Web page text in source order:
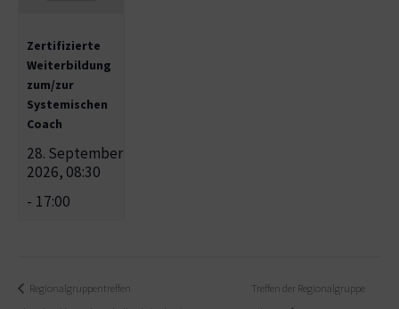
Zertifizierte
Weiterbildung
zum/zur
Systemischen
Coach
28. September
2026, 08:30
- 17:00
Regionalgruppentreffen
Treffen der Regionalgruppe